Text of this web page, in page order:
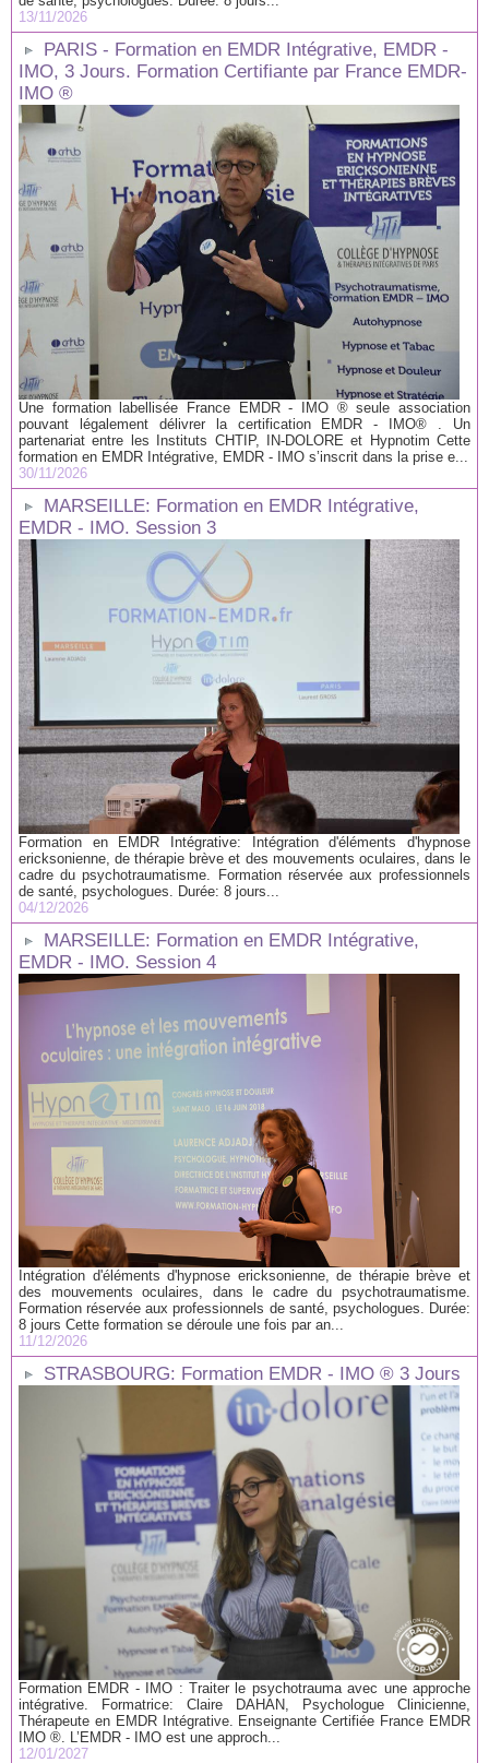
13/11/2026
PARIS - Formation en EMDR Intégrative, EMDR -
IMO, 3 Jours. Formation Certifiante par France EMDR-
IMO ®
Une formation labellisée France EMDR - IMO ® seule association
pouvant légalement délivrer la certification EMDR - IMO® . Un
partenariat entre les Instituts CHTIP, IN-DOLORE et Hypnotim Cette
formation en EMDR Intégrative, EMDR - IMO s’inscrit dans la prise e...
30/11/2026
MARSEILLE: Formation en EMDR Intégrative,
EMDR - IMO. Session 3
Formation en EMDR Intégrative: Intégration d'éléments d'hypnose
ericksonienne, de thérapie brève et des mouvements oculaires, dans le
cadre du psychotraumatisme. Formation réservée aux professionnels
de santé, psychologues. Durée: 8 jours...
04/12/2026
MARSEILLE: Formation en EMDR Intégrative,
EMDR - IMO. Session 4
Intégration d'éléments d'hypnose ericksonienne, de thérapie brève et
des mouvements oculaires, dans le cadre du psychotraumatisme.
Formation réservée aux professionnels de santé, psychologues. Durée:
8 jours Cette formation se déroule une fois par an...
11/12/2026
STRASBOURG: Formation EMDR - IMO ® 3 Jours
Formation EMDR - IMO : Traiter le psychotrauma avec une approche
intégrative. Formatrice: Claire DAHAN, Psychologue Clinicienne,
Thérapeute en EMDR Intégrative. Enseignante Certifiée France EMDR
IMO ®. L’EMDR - IMO est une approch...
12/01/2027